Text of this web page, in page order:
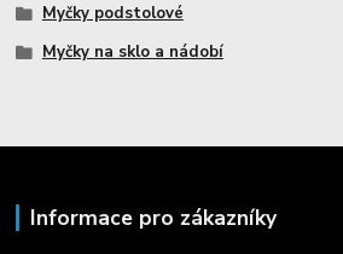
Myčky podstolové
Myčky na sklo a nádobí
Informace pro zákazníky